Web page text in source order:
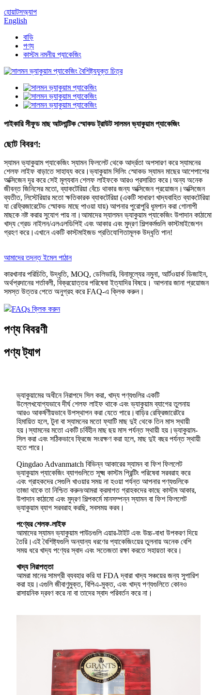
হোয়াটসঅ্যাপ
English
বাড়ি
পণ্য
কাস্টম নমনীয় প্যাকেজিং
পাইকারি সীফুড মাছ আটলান্টিক স্মোকড ট্রাউট সালমন ভ্যাকুয়াম প্যাকেজিং
ছোট বিবরণ:
স্যামন ভ্যাকুয়াম প্যাকেজিং স্যামন ফিললেট থেকে আর্দ্রতা অপসারণ করে স্যামনের
শেলফ লাইফ বাড়াতে সাহায্য করে।ভ্যাকুয়াম সিলিং স্মোকড স্যামন মাছের আশেপাশের
অক্সিজেন দূর করে সেই মূল্যবান শেলফ লাইফকে আরও প্রসারিত করে।অন্য অনেক
জীবন্ত জিনিসের মতো, ব্যাকটেরিয়া বেঁচে থাকার জন্য অক্সিজেন প্রয়োজন।অক্সিজেন
ব্যতীত, লিস্টেরিয়ার মতো ক্ষতিকারক ব্যাকটেরিয়া (একটি সাধারণ খাদ্যবাহিত ব্যাকটেরিয়া
যা রেফ্রিজারেটেড স্মোকড মাছে পাওয়া যায়) আপনার পুরোপুরি ধূমপান করা গোলাপী
মাছকে নষ্ট করার সুযোগ পায় না।আমাদের স্যালমন ভ্যাকুয়াম প্যাকেজিং উপাদান কাঠামো
খাদ্য গ্রেড নাইলন/এলএলডিপিই এবং আকার এবং মুদ্রণ শিল্পকর্মগুলি কাস্টমাইজেশন
গ্রহণ করে।এখানে একটি কাস্টমাইজড প্রতিযোগিতামূলক উদ্ধৃতি পান!
আমাদের তদন্ত ইমেল পাঠান
কারখানার পরিচিতি, উদ্ধৃতি, MOQ, ডেলিভারি, বিনামূল্যের নমুনা, আর্টওয়ার্ক ডিজাইন,
অর্থপ্রদানের শর্তাবলী, বিক্রয়োত্তর পরিষেবা ইত্যাদির বিষয়ে। আপনার জানা প্রয়োজন
সমস্ত উত্তর পেতে অনুগ্রহ করে FAQ-এ ক্লিক করুন।
FAQs ক্লিক করুন
পণ্য বিবরণী
পণ্য ট্যাগ
ভ্যাকুয়ামের অধীনে নিরাপদে সিল করা, খাদ্য পণ্যগুলির একটি
উল্লেখযোগ্যভাবে দীর্ঘ শেলফ লাইফ থাকে এবং ভ্যাকুয়াম ব্যাগের তুলনায়
আরও আকর্ষণীয়ভাবে উপস্থাপন করা যেতে পারে।বাড়ির রেফ্রিজারেটরে
হিমায়িত হলে, টুনা বা স্যামনের মতো ফ্যাটি মাছ দুই থেকে তিন মাস স্থায়ী
হয়।স্যামনের মতো একটি চর্বিহীন মাছ ছয় মাস পর্যন্ত স্থায়ী হয়।ভ্যাকুয়াম-
সিল করা এবং সঠিকভাবে ফ্রিজে সংরক্ষণ করা হলে, মাছ দুই বছর পর্যন্ত স্থায়ী
হতে পারে।
Qingdao Advanmatch বিভিন্ন আকারের স্যামন বা ফিশ ফিললেট
ভ্যাকুয়াম প্যাকেজিং ব্যাগগুলিতে সূক্ষ্ম কাস্টম প্রিন্টিং পরিষেবা সরবরাহ করে
এবং গ্রাহকদের সেগুলি খাওয়ার সময় না হওয়া পর্যন্ত আপনার পণ্যগুলিকে
তাজা থাকে তা নিশ্চিত করুন৷আমরা ক্রমাগত গ্রাহকদের কাছে কাস্টম আকার,
উপাদান কাঠামো এবং মুদ্রণ শিল্পকর্মে মানসম্পন্ন স্যামন বা ফিশ ফিললেট
ভ্যাকুয়াম ব্যাগ সরবরাহ করছি, সবসময় করব।
পণ্যের শেলফ-লাইফ
আমাদের স্যামন ভ্যাকুয়াম পাউচগুলি এয়ার-টাইট এবং উচ্চ-বাধা উপকরণ দিয়ে
তৈরি।এই বৈশিষ্ট্যগুলি অন্যান্য ধরণের প্যাকেজিংয়ের তুলনায় অনেক বেশি
সময় ধরে খাদ্য পণ্যের স্বাদ এবং সতেজতা রক্ষা করতে সহায়তা করে।
খাদ্য নিরাপত্তা
আমরা মানের সামগ্রী ব্যবহার করি যা FDA দ্বারা খাদ্য সঞ্চয়ের জন্য সুপারিশ
করা হয়।এগুলি জীবাণুমুক্ত, বিপিএ-মুক্ত, এবং খাদ্য পণ্যগুলিতে কোনও
রাসায়নিক দ্রবণ করে না বা তাদের স্বাদ পরিবর্তন করে না।